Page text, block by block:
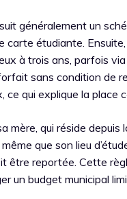
suit généralement un
carte étudiante.
à trois ans, parfois
sans condition de
ce qui explique la
mère, qui réside
que son lieu
être reportée. Cette
un budget municipal